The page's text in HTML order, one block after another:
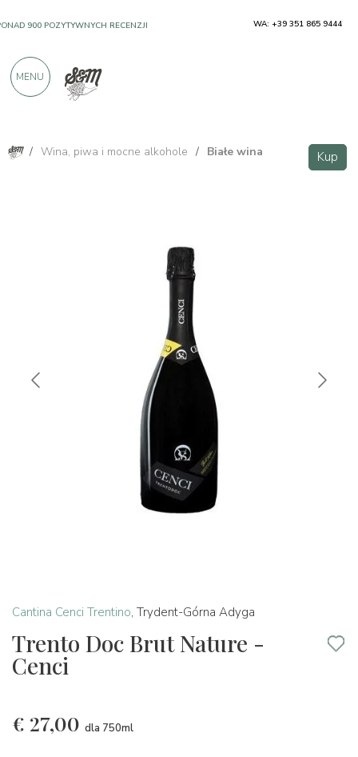
/ Wina, piwa i mocne alkohole / Białe wina Kup
Cantina Cenci Trentino, Trydent-Górna Adyga
Trento Doc Brut Nature -
Cenci
€ 27,00 dla 750ml
900 POZYTYWNYCH RECENZJI WA: +39 351 865 9444
MENU